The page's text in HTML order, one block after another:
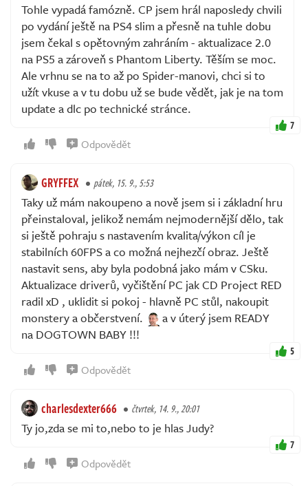
Tohle vypadá famózně. CP jsem hrál naposledy chvili
po vydání ještě na PS4 slim a přesně na tuhle dobu
jsem čekal s opětovným zahráním - aktualizace 2.0
na PS5 a zároveň s Phantom Liberty. Těším se moc.
Ale vrhnu se na to až po Spider-manovi, chci si to
užít vkuse a v tu dobu už se bude vědět, jak je na tom
update a dlc po technické stránce.
7
Odpovědět
GRYFFEX pátek, 15. 9., 5:53
Taky už mám nakoupeno a nově jsem si i základní hru
přeinstaloval, jelikož nemám nejmodernější dělo, tak
si ještě pohraju s nastavením kvalita/výkon cíl je
stabilních 60FPS a co možná nejhezčí obraz. Ještě
nastavit sens, aby byla podobná jako mám v CSku.
Aktualizace driverů, vyčištění PC jak CD Project RED
radil xD , uklidit si pokoj - hlavně PC stůl, nakoupit
monstery a občerstvení.
a v úterý jsem READY
na DOGTOWN BABY !!!
5
Odpovědět
charlesdexter666 čtvrtek, 14. 9., 20:01
Ty jo,zda se mi to,nebo to je hlas Judy?
7
Odpovědět